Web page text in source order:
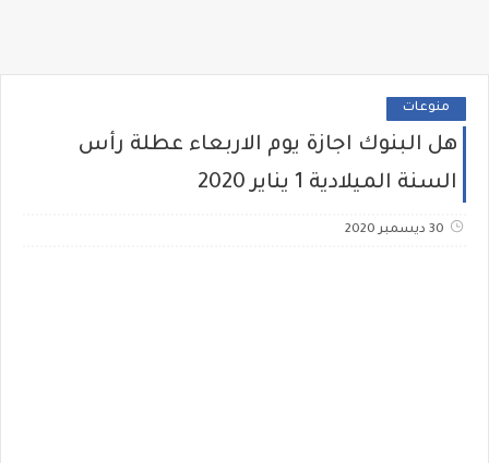
منوعات
هل البنوك اجازة يوم الاربعاء عطلة رأس
السنة الميلادية 1 يناير 2020
30 ديسمبر 2020